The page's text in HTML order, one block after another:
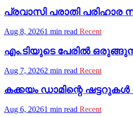
പ്രവാസി പരാതി പരിഹാര
Aug 8, 20261 min read Recent
എം.ടിയുടെ പേരില്‍
Aug 7, 20262 min read Recent
കക്കയം ഡാമിന്റെ
Aug 6, 20261 min read Recent